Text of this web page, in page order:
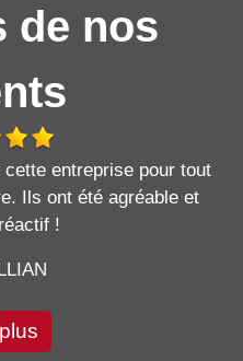
de nos
entreprise pour tout
Ils ont été agréable et
!